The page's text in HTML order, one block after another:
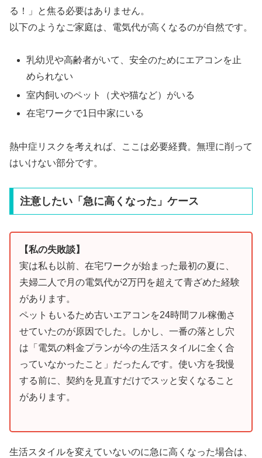
る！」と焦る必要はありません。
以下のようなご家庭は、電気代が高くなるのが自然です。
乳幼児や高齢者がいて、安全のためにエアコンを止
められない
室内飼いのペット（犬や猫など）がいる
在宅ワークで1日中家にいる
熱中症リスクを考えれば、ここは必要経費。無理に削って
はいけない部分です。
注意したい「急に高くなった」ケース
【私の失敗談】
実は私も以前、在宅ワークが始まった最初の夏に、
夫婦二人で月の電気代が2万円を超えて青ざめた経験
があります。
ペットもいるため古いエアコンを24時間フル稼働さ
せていたのが原因でした。しかし、一番の落とし穴
は「電気の料金プランが今の生活スタイルに全く合
っていなかったこと」だったんです。使い方を我慢
する前に、契約を見直すだけでスッと安くなること
があります。
生活スタイルを変えていないのに急に高くなった場合は、